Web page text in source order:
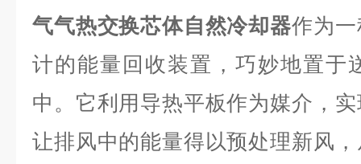
气气热交换芯体自然冷却器作为
计的能量回收装置，巧妙地置于
中。它利用导热平板作为媒介，
让排风中的能量得以预处理新风